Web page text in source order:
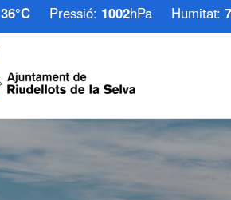
36°C Pressió: 1002hPa Humitat: